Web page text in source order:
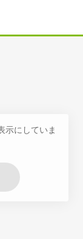
示にしていま